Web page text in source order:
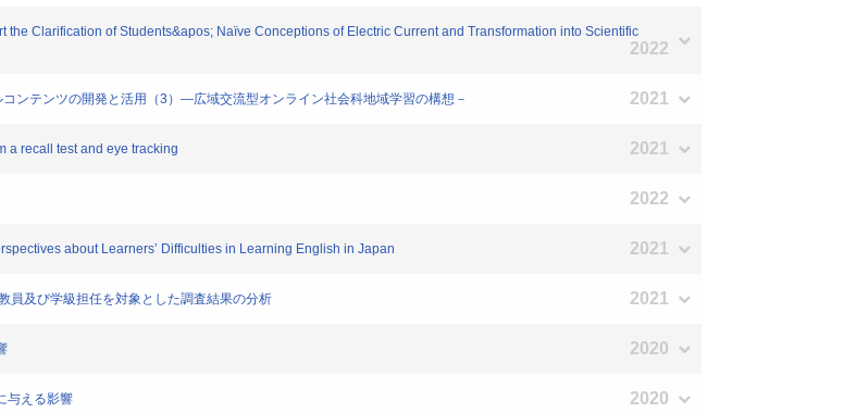
the Clarification of Students&apos; Naïve Conceptions of Electric Current and Transformation into Scientific
2022
ンテンツの開発と活用（3）―広域交流型オンライン社会科地域学習の構想－ 2021
a recall test and eye tracking 2021
2022
about Learners’ Difficulties in Learning English in Japan 2021
員及び学級担任を対象とした調査結果の分析 2021
2020
与える影響 2020